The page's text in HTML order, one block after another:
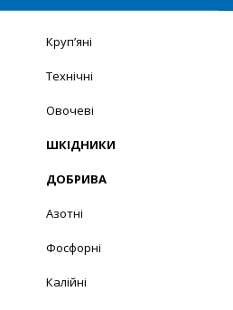
Круп’яні
Технічні
Овочеві
ШКІДНИКИ
ДОБРИВА
Азотні
Фосфорні
Калійні